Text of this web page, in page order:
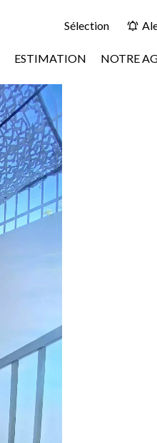
Sélection
ESTIMATION NOTRE